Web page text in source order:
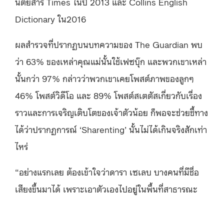
Dictionary ใน2016
ผลสำรวจที่ปรากฏบนบทความของ The Guardian พบ
ว่า 63% ของเหล่าคุณแม่นั้นใช้เฟซบุ๊ก และพวกเขาเหล่า
นั้นกว่า 97% กล่าวว่าพวกเขาเคยโพสต์ภาพของลูกๆ
46% โพสต์วิดีโอ และ 89% โพสต์สเตตัสเกี่ยวกับเรื่อง
ราวและการเจริญเติบโตของเจ้าตัวน้อย ก็พอจะช่วยชี้ทาง
ได้ว่าปรากฏการณ์ ‘Sharenting’ นั้นไม่ได้เกินจริงสักเท่า
ไหร่
“อย่างแรกเลย ต้องเข้าใจว่าดารา เซเลบ บางคนที่มีชื่อ
เสียงขึ้นมาได้ เพราะเอาตัวเองไปอยู่ในพื้นที่สาธารณะ